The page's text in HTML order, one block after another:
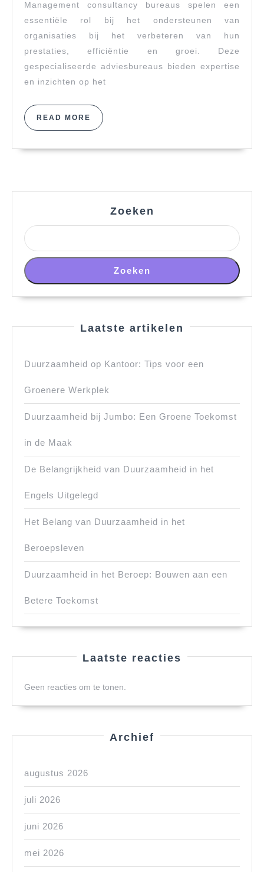
Professioneel
Management
Consultancy
Firm
Management consultancy bureaus spelen een
essentiële rol bij het ondersteunen van
organisaties bij het verbeteren van hun
prestaties, efficiëntie en groei. Deze
gespecialiseerde adviesbureaus bieden expertise
en inzichten op het
READ MORE READ
MORE
Zoeken
Zoeken
Laatste artikelen
Duurzaamheid op Kantoor: Tips voor een
Groenere Werkplek
Duurzaamheid bij Jumbo: Een Groene Toekomst
in de Maak
De Belangrijkheid van Duurzaamheid in het
Engels Uitgelegd
Het Belang van Duurzaamheid in het
Beroepsleven
Duurzaamheid in het Beroep: Bouwen aan een
Betere Toekomst
Laatste reacties
Geen reacties om te tonen.
Archief
augustus 2026
juli 2026
juni 2026
mei 2026